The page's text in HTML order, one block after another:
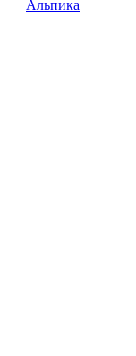
Альпика